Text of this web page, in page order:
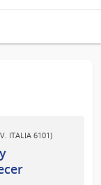
ITALIA 6101)